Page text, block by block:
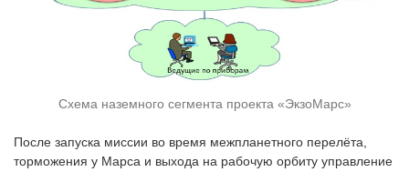
Схема наземного сегмента проекта «ЭкзоМарс»
После запуска миссии во время межпланетного перелёта,
торможения у Марса и выхода на рабочую орбиту управление